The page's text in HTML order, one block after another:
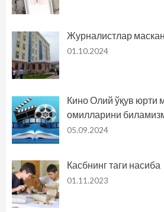
Журналистлар
01.10.2024
Кино Олий ўқув юрти
омилларини
05.09.2024
Касбнинг таги насиба
01.11.2023